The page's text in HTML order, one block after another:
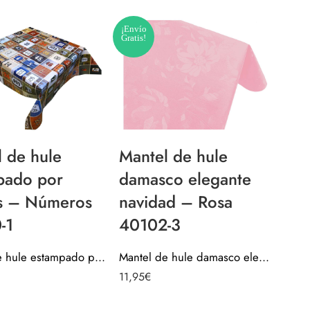
de hule
por
– Números
Mantel de hule estampado por metros – Números 43720-1
¡Envío
Gratis!
Mantel de hule
damasco elegante
navidad – Rosa
40102-3
Mantel de hule damasco elegante navidad – Rosa 40102-3
11,95€